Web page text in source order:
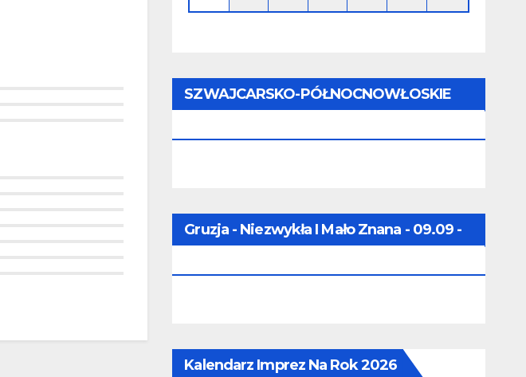
SZWAJCARSKO-PÓŁNOCNOWŁOSKIE
Gruzja - Niezwykła I Mało Znana - 09.09 -
Kalendarz Imprez Na Rok 2026